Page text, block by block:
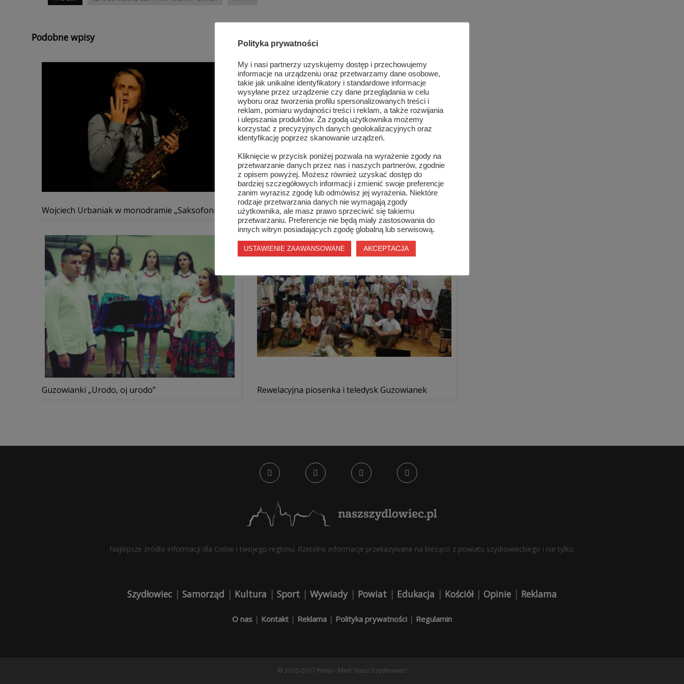
Podobne wpisy
Wojciech Urbaniak w monodramie „Saksofonista... Azyl P. & Przyjaciele kolejny raz dla Andrzej...
Guzowianki „Urodo, oj urodo” Rewelacyjna piosenka i teledysk Guzowianek
Najlepsze źródło informacji dla Ciebie i twojego regionu. Rzetelne informacje przekazywane na bieżąco z powiatu szydłowieckiego i nie tylko.
Szydłowiec | Samorząd | Kultura | Sport | Wywiady| Powiat | Edukacja | Kościół| Opinie | Reklama
O nas | Kontakt | Reklama | Polityka prywatności | Regulamin
© 2010-2017 Press - Med 'Nasz Szydłowiec'
Polityka prywatności
My i nasi partnerzy uzyskujemy dostęp i przechowujemy
informacje na urządzeniu oraz przetwarzamy dane osobowe,
takie jak unikalne identyfikatory i standardowe informacje
wysyłane przez urządzenie czy dane przeglądania w celu
wyboru oraz tworzenia profilu spersonalizowanych treści i
reklam, pomiaru wydajności treści i reklam, a także rozwijania
i ulepszania produktów. Za zgodą użytkownika możemy
korzystać z precyzyjnych danych geolokalizacyjnych oraz
identyfikację poprzez skanowanie urządzeń.
Kliknięcie w przycisk poniżej pozwala na wyrażenie zgody na
przetwarzanie danych przez nas i naszych partnerów, zgodnie
z opisem powyżej. Możesz również uzyskać dostęp do
bardziej szczegółowych informacji i zmienić swoje preferencje
zanim wyrazisz zgodę lub odmówisz jej wyrażenia. Niektóre
rodzaje przetwarzania danych nie wymagają zgody
użytkownika, ale masz prawo sprzeciwić się takiemu
przetwarzaniu. Preferencje nie będą miały zastosowania do
innych witryn posiadających zgodę globalną lub serwisową.
USTAWIENIE ZAAWANSOWANE AKCEPTACJA